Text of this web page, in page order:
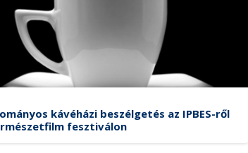
kávéházi beszélgetés az IPBES-ről
fesztiválon